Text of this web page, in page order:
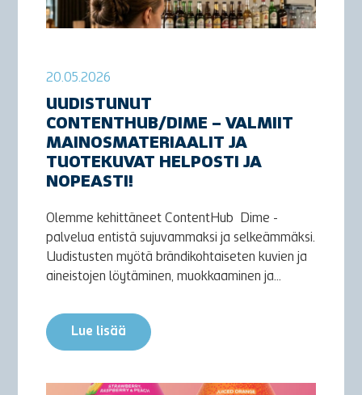
20.05.2026
UUDISTUNUT
CONTENTHUB/DIME – VALMIIT
MAINOSMATERIAALIT JA
TUOTEKUVAT HELPOSTI JA
NOPEASTI!
Olemme kehittäneet ContentHub Dime -
palvelua entistä sujuvammaksi ja selkeämmäksi.
Uudistusten myötä brändikohtaiseten kuvien ja
aineistojen löytäminen, muokkaaminen ja...
Lue lisää